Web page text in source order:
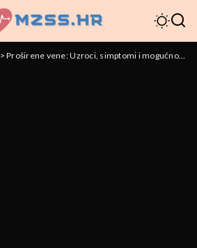
>Proširene vene: Uzroci, simptomi i mogućnosti liječenja